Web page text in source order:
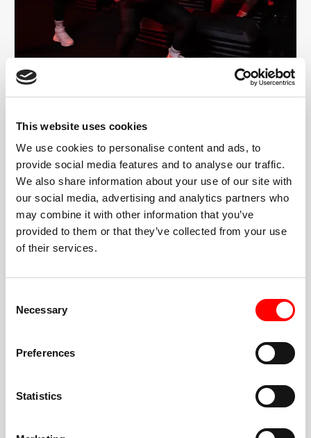
This website uses cookies
We use cookies to personalise content and ads, to
provide social media features and to analyse our traffic.
We also share information about your use of our site with
our social media, advertising and analytics partners who
may combine it with other information that you’ve
provided to them or that they’ve collected from your use
of their services.
Selection
Necessary
Preferences
Statistics
LIFT
muscle, visible definition, and strength. Unlike double floor,
reps, and recoveries. You'll achieve new levels of fatigue
and feel a burn unlike anything else.
ENTRA NELLA STANZA ROSSA
ALTA ENERGIA,
scegliere Double Floor). L'allenatore guida ogni